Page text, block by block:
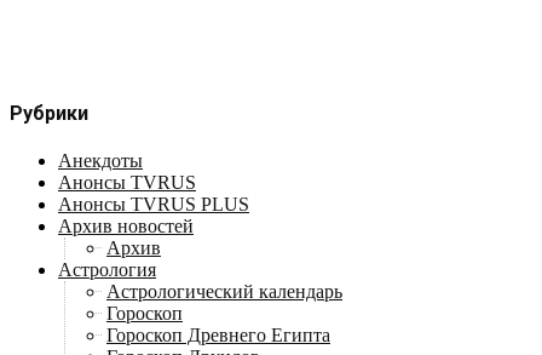
Рубрики
Анекдоты
Анонсы TVRUS
Анонсы TVRUS PLUS
Архив новостей
Архив
Астрология
Астрологический календарь
Гороскоп
Гороскоп Древнего Египта